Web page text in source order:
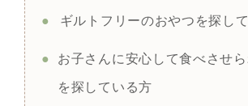
● ギルトフリーのおやつを探し
● お子さんに安心して食べさせ
を探している方